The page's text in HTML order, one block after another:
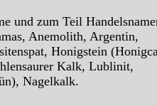
und zum Teil
Anemolith, Argentin,
Honigstein
Kalk, Lublinit,
Nagelkalk.